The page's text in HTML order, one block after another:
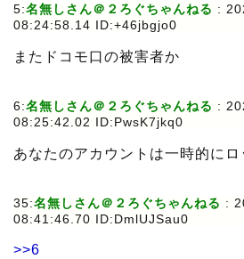
5:名無しさん＠２ろぐちゃんねる :
08:24:58.14 ID:+46jbgjo0
またドコモ口の被害者か
6:名無しさん＠２ろぐちゃんねる :
08:25:42.02 ID:PwsK7jkq0
あなたのアカウントは一時的に
35:名無しさん＠２ろぐちゃんねる :
08:41:46.70 ID:DmlUJSau0
>>6